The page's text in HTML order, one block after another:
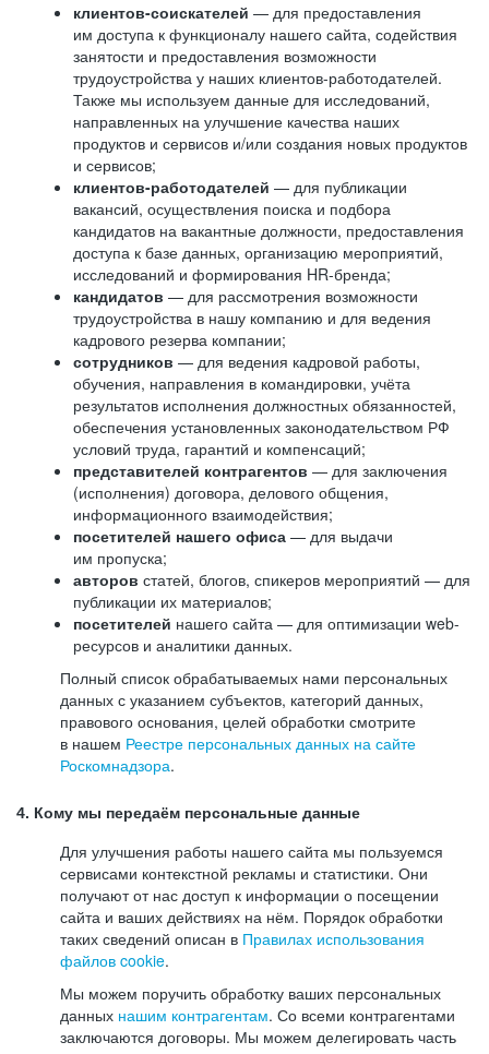
клиентов-соискателей — для предоставления
им доступа к функционалу нашего сайта, содействия
занятости и предоставления возможности
трудоустройства у наших клиентов-работодателей.
Также мы используем данные для исследований,
направленных на улучшение качества наших
продуктов и сервисов и/или создания новых продуктов
и сервисов;
клиентов-работодателей — для публикации
вакансий, осуществления поиска и подбора
кандидатов на вакантные должности, предоставления
доступа к базе данных, организацию мероприятий,
исследований и формирования HR-бренда;
кандидатов — для рассмотрения возможности
трудоустройства в нашу компанию и для ведения
кадрового резерва компании;
сотрудников — для ведения кадровой работы,
обучения, направления в командировки, учёта
результатов исполнения должностных обязанностей,
обеспечения установленных законодательством РФ
условий труда, гарантий и компенсаций;
представителей контрагентов — для заключения
(исполнения) договора, делового общения,
информационного взаимодействия;
посетителей нашего офиса — для выдачи
им пропуска;
авторов статей, блогов, спикеров мероприятий — для
публикации их материалов;
посетителей нашего сайта — для оптимизации web-
ресурсов и аналитики данных.
Полный список обрабатываемых нами персональных
данных с указанием субъектов, категорий данных,
правового основания, целей обработки смотрите
в нашем Реестре персональных данных на сайте
Роскомнадзора.
4. Кому мы передаём персональные данные
Для улучшения работы нашего сайта мы пользуемся
сервисами контекстной рекламы и статистики. Они
получают от нас доступ к информации о посещении
сайта и ваших действиях на нём. Порядок обработки
таких сведений описан в Правилах использования
файлов cookie.
Мы можем поручить обработку ваших персональных
данных нашим контрагентам. Со всеми контрагентами
заключаются договоры. Мы можем делегировать часть